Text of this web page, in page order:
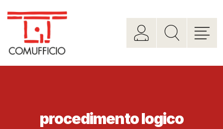
procedimento logico